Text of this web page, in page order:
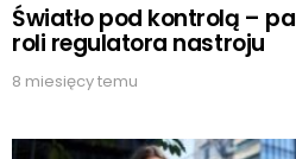
Światło pod kontrolą –
roli regulatora nastroju
8 miesięcy temu